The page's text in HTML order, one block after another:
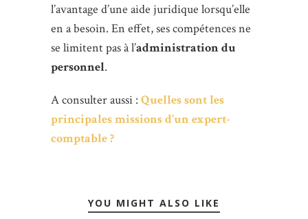
l’avantage d’une aide juridique lorsqu’elle
en a besoin. En effet, ses compétences ne
se limitent pas à l’administration du
personnel.
A consulter aussi : Quelles sont les
principales missions d’un expert-
comptable ?
YOU MIGHT ALSO LIKE